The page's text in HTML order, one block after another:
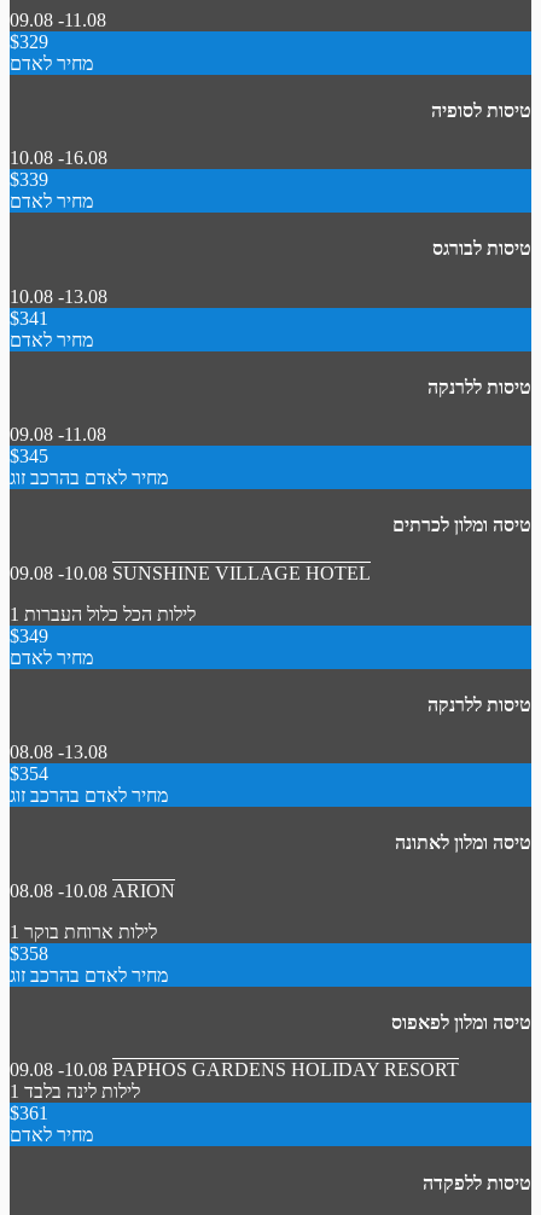
09.08 -11.08
$329
מחיר לאדם
טיסות לסופיה
10.08 -16.08
$339
מחיר לאדם
טיסות לבורגס
10.08 -13.08
$341
מחיר לאדם
טיסות ללרנקה
09.08 -11.08
$345
מחיר לאדם בהרכב זוג
טיסה ומלון לכרתים
09.08 -10.08 SUNSHINE VILLAGE HOTEL
1 לילות הכל כלול העברות
$349
מחיר לאדם
טיסות ללרנקה
08.08 -13.08
$354
מחיר לאדם בהרכב זוג
טיסה ומלון לאתונה
08.08 -10.08 ARION
1 לילות ארוחת בוקר
$358
מחיר לאדם בהרכב זוג
טיסה ומלון לפאפוס
09.08 -10.08 PAPHOS GARDENS HOLIDAY RESORT
1 לילות לינה בלבד
$361
מחיר לאדם
טיסות ללפקדה